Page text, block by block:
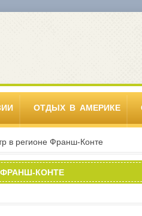
ОТДЫХ В АМЕРИКЕ
в регионе Франш-Конте
КОНТЕ